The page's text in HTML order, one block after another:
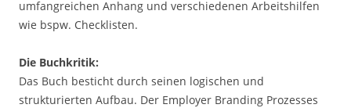
umfangreichen Anhang und verschiedenen Arbeitshilfen
wie bspw. Checklisten.
Die Buchkritik:
Das Buch besticht durch seinen logischen und
strukturierten Aufbau. Der Employer Branding Prozesses